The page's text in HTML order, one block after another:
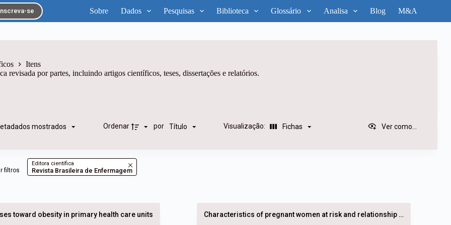
se Sobre Dados Pesquisas Biblioteca Glossário Analisa Blog M&A
Itens
revisada por partes, incluindo artigos científicos, teses, dissertações e relatórios.
mostrados Ordenar por Título Visualização: Fichas Ver como...
filtros
Editora científica
Revista Brasileira de Enfermagem
toward obesity in primary health care units Characteristics of pregnant women at risk and relationship with type of delivery and complications